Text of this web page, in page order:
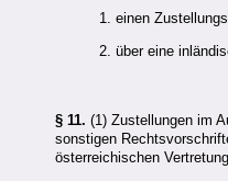
1. einen
2. über eine
§ 11. (1) Zustellungen im
sonstigen
österreichischen